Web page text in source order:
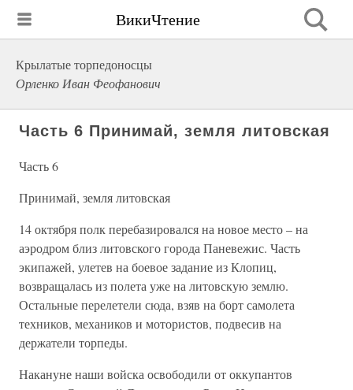
ВикиЧтение
Крылатые торпедоносцы
Орленко Иван Феофанович
Часть 6 Принимай, земля литовская
Часть 6
Принимай, земля литовская
14 октября полк перебазировался на новое место – на
аэродром близ литовского города Паневежис. Часть
экипажей, улетев на боевое задание из Клопиц,
возвращалась из полета уже на литовскую землю.
Остальные перелетели сюда, взяв на борт самолета
техников, механиков и мотористов, подвесив на
держатели торпеды.
Накануне наши войска освободили от оккупантов